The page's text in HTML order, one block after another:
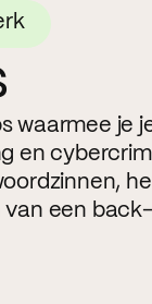
waarmee je
en
van een